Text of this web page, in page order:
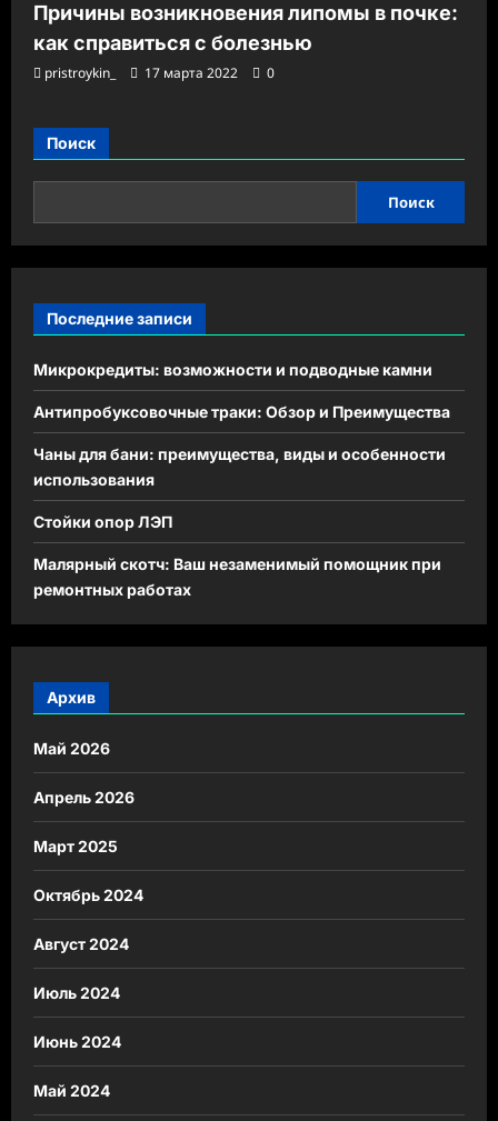
Причины возникновения липомы в почке:
как справиться с болезнью
pristroykin_ 17 марта 2022 0
Поиск
Поиск
Последние записи
Микрокредиты: возможности и подводные камни
Антипробуксовочные траки: Обзор и Преимущества
Чаны для бани: преимущества, виды и особенности
использования
Стойки опор ЛЭП
Малярный скотч: Ваш незаменимый помощник при
ремонтных работах
Архив
Май 2026
Апрель 2026
Март 2025
Октябрь 2024
Август 2024
Июль 2024
Июнь 2024
Май 2024